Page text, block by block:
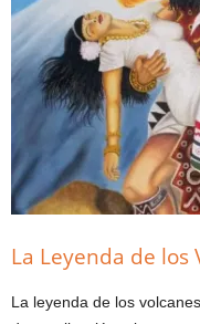
La Leyenda de los
La leyenda de los